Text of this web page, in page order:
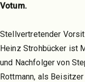
Votum.
Stellvertretender
Heinz Strohbücker ist
und Nachfolger von
Rottmann, als